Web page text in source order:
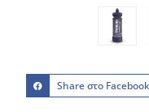
Share στο Facebook